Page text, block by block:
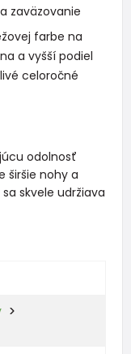
zaväzovanie
farbe na
a vyšší podiel
celoročné
odolnosť
širšie nohy a
skvele udržiava